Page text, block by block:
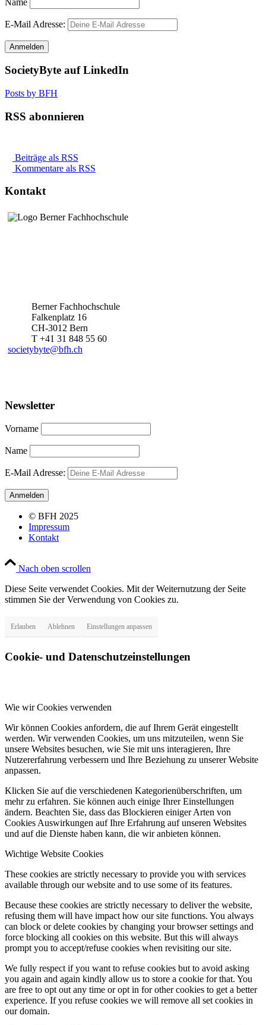
E-Mail Adresse:
SocietyByte auf LinkedIn
Posts by BFH
RSS abonnieren
Beiträge als RSS
Kommentare als RSS
Kontakt
Berner Fachhochschule
Falkenplatz 16
CH-3012 Bern
T +41 31 848 55 60
societybyte@bfh.ch
Newsletter
Vorname
Name
E-Mail Adresse:
© BFH 2025
Impressum
Kontakt
Nach oben scrollen
Diese Seite verwendet Cookies. Mit der Weiternutzung der Seite
stimmen Sie der Verwendung von Cookies zu.
Erlauben Ablehnen Einstellungen anpassen
Cookie- und Datenschutzeinstellungen
Wie wir Cookies verwenden
Wir können Cookies anfordern, die auf Ihrem Gerät eingestellt
werden. Wir verwenden Cookies, um uns mitzuteilen, wenn Sie
unsere Websites besuchen, wie Sie mit uns interagieren, Ihre
Nutzererfahrung verbessern und Ihre Beziehung zu unserer Website
anpassen.
Klicken Sie auf die verschiedenen Kategorienüberschriften, um
mehr zu erfahren. Sie können auch einige Ihrer Einstellungen
ändern. Beachten Sie, dass das Blockieren einiger Arten von
Cookies Auswirkungen auf Ihre Erfahrung auf unseren Websites
und auf die Dienste haben kann, die wir anbieten können.
Wichtige Website Cookies
These cookies are strictly necessary to provide you with services
available through our website and to use some of its features.
Because these cookies are strictly necessary to deliver the website,
refusing them will have impact how our site functions. You always
can block or delete cookies by changing your browser settings and
force blocking all cookies on this website. But this will always
prompt you to accept/refuse cookies when revisiting our site.
We fully respect if you want to refuse cookies but to avoid asking
you again and again kindly allow us to store a cookie for that. You
are free to opt out any time or opt in for other cookies to get a better
experience. If you refuse cookies we will remove all set cookies in
our domain.